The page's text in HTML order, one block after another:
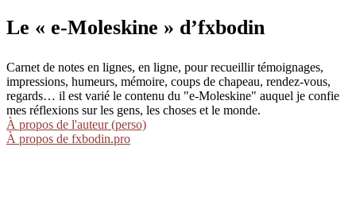
Le « e-Moleskine » d’fxbodin
Carnet de notes en lignes, en ligne, pour recueillir témoignages,
impressions, humeurs, mémoire, coups de chapeau, rendez-vous,
regards… il est varié le contenu du "e-Moleskine" auquel je confie
mes réflexions sur les gens, les choses et le monde.
À propos de l'auteur (perso)
À propos de fxbodin.pro